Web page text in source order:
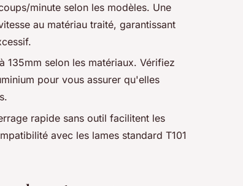
minute selon les modèles. Une
au matériau traité, garantissant
135mm selon les matériaux. Vérifiez
pour vous assurer qu'elles
rapide sans outil facilitent les
avec les lames standard T101